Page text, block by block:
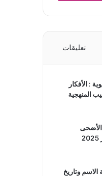
تعليقات
: الأفكار
المنهجية
الأضحى
الاسم وتاريخ